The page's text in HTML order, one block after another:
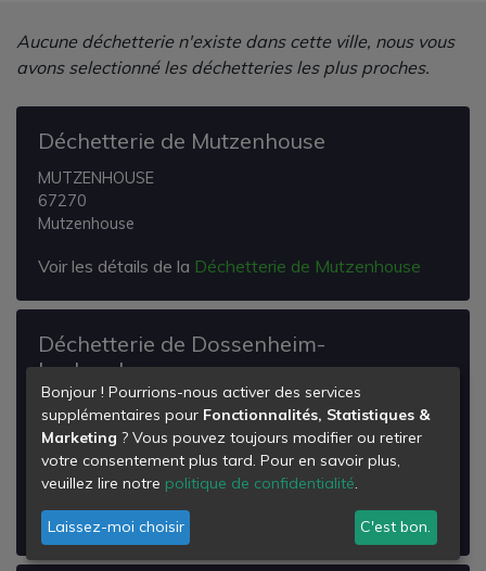
Aucune déchetterie n'existe dans cette ville, nous vous
avons selectionné les déchetteries les plus proches.
Déchetterie de Mutzenhouse
MUTZENHOUSE
67270
Mutzenhouse
Voir les détails de la Déchetterie de Mutzenhouse
Déchetterie de Dossenheim-
kochersberg
67117
Dossenheim-Kochersberg
Voir les détails de laDéchetterie de Dossenheim-
kochersberg
Bonjour ! Pourrions-nous activer des services
supplémentaires pour Fonctionnalités, Statistiques &
Marketing ? Vous pouvez toujours modifier ou retirer
votre consentement plus tard. Pour en savoir plus,
veuillez lire notre politique de confidentialité.
Laissez-moi choisir C'est bon.